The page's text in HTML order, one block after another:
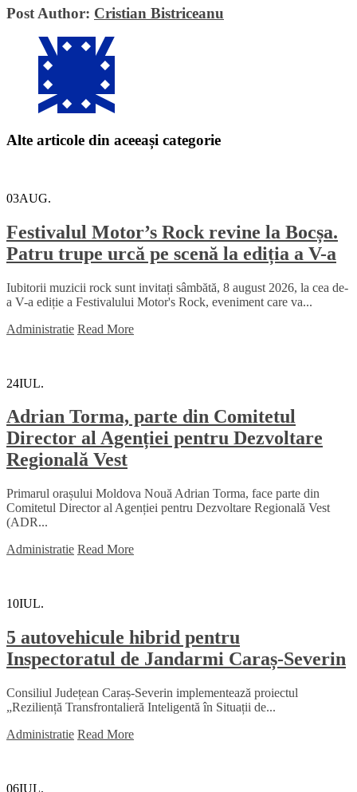
Post Author: Cristian Bistriceanu
Alte articole din aceeași categorie
03AUG.
Festivalul Motor’s Rock revine la Bocșa.
Patru trupe urcă pe scenă la ediția a V-a
Iubitorii muzicii rock sunt invitați sâmbătă, 8 august 2026, la cea de-
a V-a ediție a Festivalului Motor's Rock, eveniment care va...
Administratie Read More
24IUL.
Adrian Torma, parte din Comitetul
Director al Agenției pentru Dezvoltare
Regională Vest
Primarul orașului Moldova Nouă Adrian Torma, face parte din
Comitetul Director al Agenției pentru Dezvoltare Regională Vest
(ADR...
Administratie Read More
10IUL.
5 autovehicule hibrid pentru
Inspectoratul de Jandarmi Caraș-Severin
Consiliul Județean Caraș-Severin implementează proiectul
„Reziliență Transfrontalieră Inteligentă în Situații de...
Administratie Read More
06IUL.